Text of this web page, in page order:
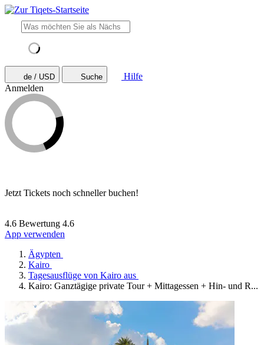
de / USD Suche
Hilfe
Anmelden
Jetzt Tickets noch schneller buchen!
4.6 Bewertung 4.6
App verwenden
Ägypten
Kairo
Tagesausflüge von Kairo aus
Kairo: Ganztägige private Tour + Mittagessen + Hin- und R...